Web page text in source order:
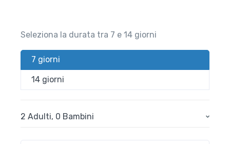
Seleziona la durata tra 7 e 14 giorni
7 giorni
14 giorni
2 Adulti, 0 Bambini